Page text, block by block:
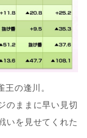
の逢川。
のままに早い見切
いを見せてくれた